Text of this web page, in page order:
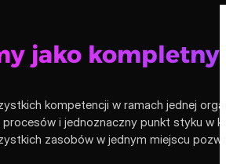
jako
kompetencji w ramach jednej
i jednoznaczny punkt styku w
zasobów w jednym miejscu